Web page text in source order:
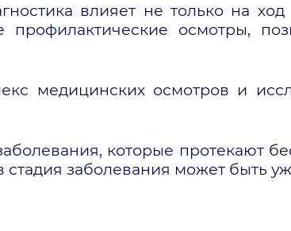
влияет не только на
осмотры,
медицинских осмотров и
которые протекают
заболевания может быть